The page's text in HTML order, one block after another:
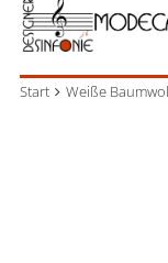
Start Weiße